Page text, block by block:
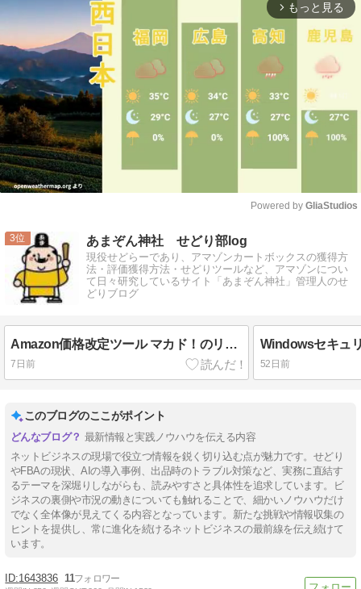
arrow_forward_ios もっと見る
Powered by GliaStudios
3 あまぞん神社 せどり部log
現役せどらーであり、アマゾンカートボックスの獲得方
法・評価獲得方法・せどりツールなど、アマゾンについ
て日々研究しているサイト「あまぞん神社」管理人のせ
どりブログ
Amazon価格改定ツール マカド！のリサーチアプリを試してみる
7日前 52日前
このブログのここがポイント
最新情報と実践ノウハウを伝える内容
ネットビジネスの現場で役立つ情報を鋭く切り込む点が魅力です。せどり
やFBAの現状、AIの導入事例、出品時のトラブル対策など、実務に直結す
るテーマを深堀りしながらも、読みやすさと具体性を追求しています。ビ
ジネスの裏側や市況の動きについても触れることで、細かいノウハウだけ
でなく全体像が見えてくる内容となっています。新たな挑戦や情報収集の
ヒントを提供し、常に進化を続けるネットビジネスの最前線を伝え続けて
います。
1643836 11